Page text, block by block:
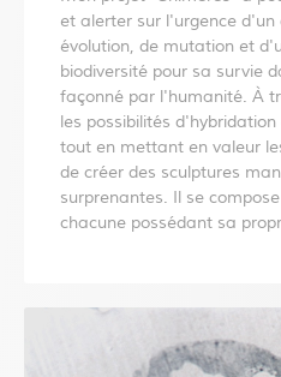
et alerter sur l'urgence
évolution, de mutation et
biodiversité pour sa survie
façonné par l'humanité. À
les possibilités
tout en mettant en valeur
de créer des sculptures
surprenantes. Il se
chacune possédant sa